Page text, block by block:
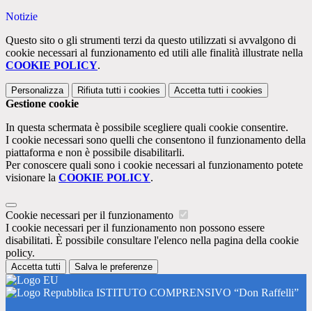
Notizie
Questo sito o gli strumenti terzi da questo utilizzati si avvalgono di
cookie necessari al funzionamento ed utili alle finalità illustrate nella
COOKIE POLICY.
Personalizza Rifiuta tutti i cookies Accetta tutti i cookies
Gestione cookie
In questa schermata è possibile scegliere quali cookie consentire.
I cookie necessari sono quelli che consentono il funzionamento della
piattaforma e non è possibile disabilitarli.
Per conoscere quali sono i cookie necessari al funzionamento potete
visionare la COOKIE POLICY.
Cookie necessari per il funzionamento
I cookie necessari per il funzionamento non possono essere
disabilitati. È possibile consultare l'elenco nella pagina della cookie
policy.
Accetta tutti Salva le preferenze
ISTITUTO COMPRENSIVO “Don Raffelli”